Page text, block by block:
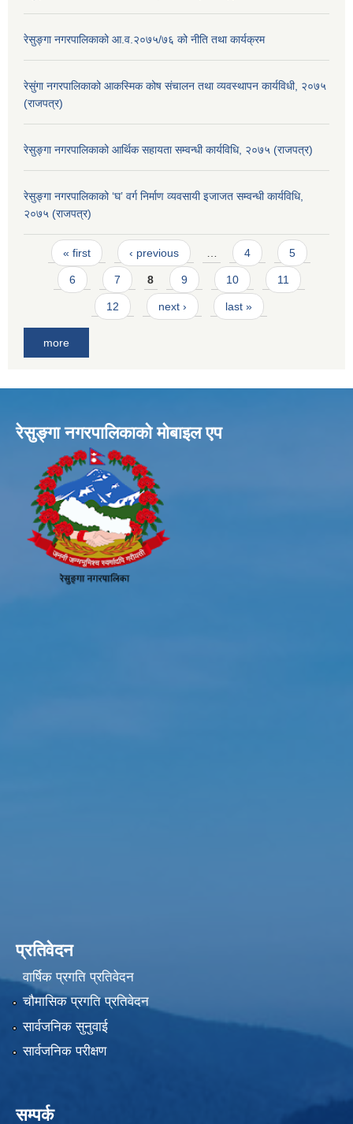
रेसुङ्गा नगरपालिकाको आ.व.२०७५/७६ को नीति तथा कार्यक्रम
रेसुंगा नगरपालिकाको आकस्मिक कोष संचालन तथा व्यवस्थापन कार्यविधी, २०७५
(राजपत्र)
रेसुङ्गा नगरपालिकाको आर्थिक सहायता सम्वन्धी कार्यविधि, २०७५ (राजपत्र)
रेसुङ्गा नगरपालिकाको ‘घ’ वर्ग निर्माण व्यवसायी इजाजत सम्वन्धी कार्यविधि,
२०७५ (राजपत्र)
Pages
« first ‹ previous 4 5
6 7 8 9 10 11
12 next › last »
more
रेसुङ्गा नगरपालिकाकाे माेबाइल एप
प्रतिवेदन
वार्षिक प्रगति प्रतिवेदन
चौमासिक प्रगति प्रतिवेदन
सार्वजनिक सुनुवाई
सार्वजनिक परीक्षण
सम्पर्क